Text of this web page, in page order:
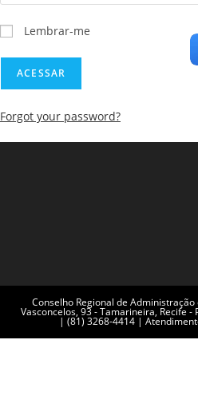
Lembrar-me
Forgot your password?
Conselho Regional de Administração
Vasconcelos, 93 - Tamarineira, Recife
| (81) 3268-4414 |